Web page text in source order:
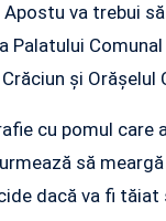
va trebui
Palatului
și Orășelul
cu pomul care
să
dacă va fi